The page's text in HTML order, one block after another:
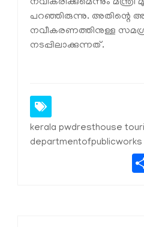
നവീകരിക്കുമെന്നും
പറഞ്ഞിരുന്നു. അതിന്റെ
നവീകരണത്തിനുള്ള
നടപ്പിലാക്കുന്നത്.
kerala pwdresthouse
departmentofpublicworks